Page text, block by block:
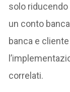
solo riducendo
un conto
banca e
correlati.